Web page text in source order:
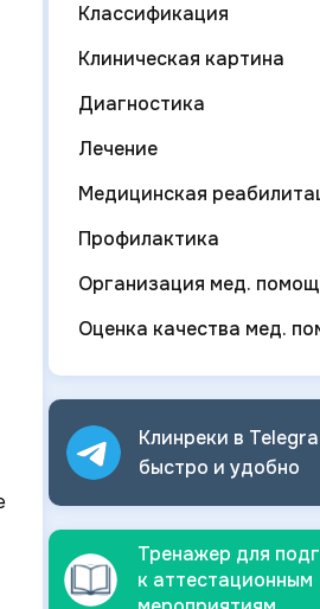
Классификация
Клиническая картина
Диагностика
Лечение
Медицинская
Профилактика
Организация мед.
Оценка качества мед.
Клинреки в
быстро и удобно
Тренажер для
к аттестационным